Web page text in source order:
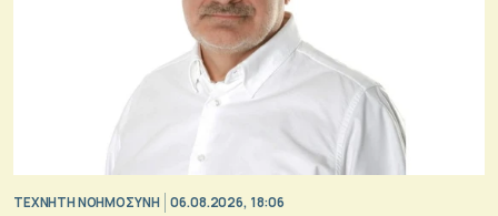
TΕΧΝΗΤΗ ΝΟΗΜΟΣΥΝΗ 06.08.2026, 18:06